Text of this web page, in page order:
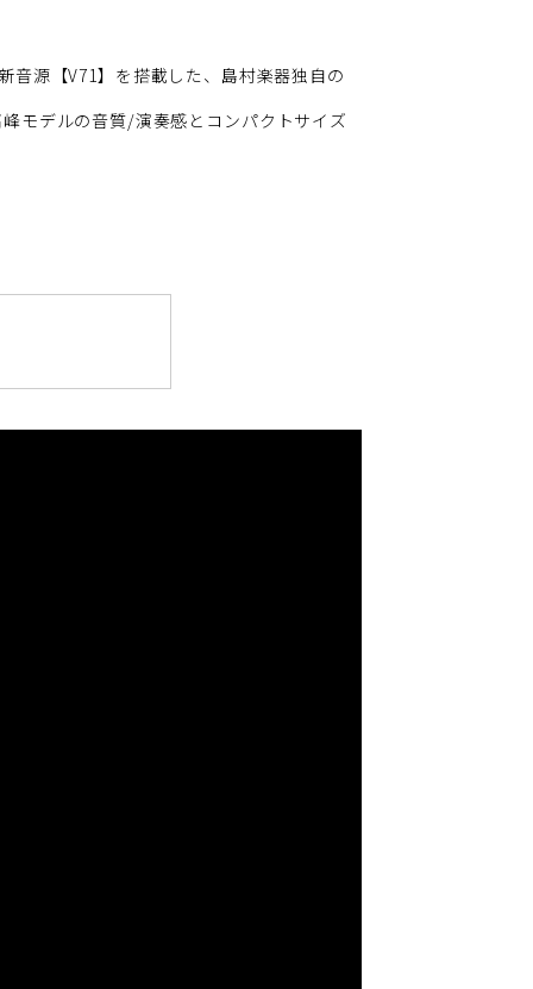
源【V71】を搭載した、島村楽器独自の
モデルの音質/演奏感とコンパクトサイズ